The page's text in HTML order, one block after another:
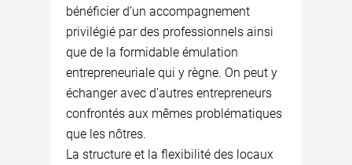
bénéficier d’un accompagnement
privilégié par des professionnels ainsi
que de la formidable émulation
entrepreneuriale qui y règne. On peut y
échanger avec d’autres entrepreneurs
confrontés aux mêmes problématiques
que les nôtres.
La structure et la flexibilité des locaux